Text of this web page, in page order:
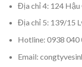
Địa chỉ 4: 124 Hậu
Địa chỉ 5: 139/15
Hotline: 0938 040
Email: